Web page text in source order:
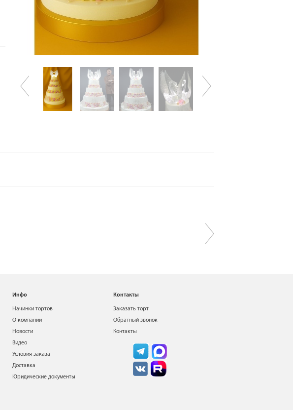
Инфо
Начинки тортов
О компании
Новости
Видео
Условия заказа
Доставка
Юридические документы
Контакты
Заказать торт
Обратный звонок
Контакты